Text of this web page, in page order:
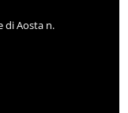
di Aosta n.